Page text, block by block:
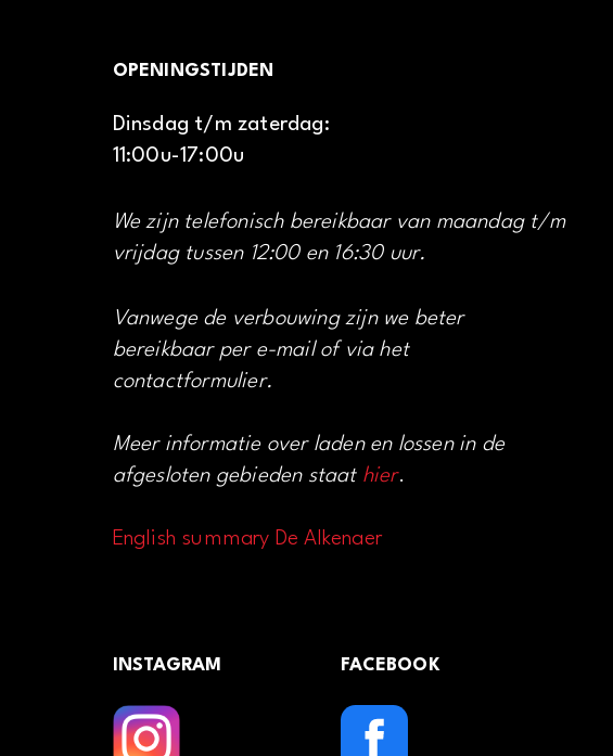
OPENINGSTIJDEN
Dinsdag t/m zaterdag:
11:00u-17:00u
We zijn telefonisch bereikbaar van maandag t/m
vrijdag tussen 12:00 en 16:30 uur.
Vanwege de verbouwing zijn we beter
bereikbaar per e-mail of via het
contactformulier.
Meer informatie over laden en lossen in de
afgesloten gebieden staat hier.
English summary De Alkenaer
INSTAGRAM FACEBOOK